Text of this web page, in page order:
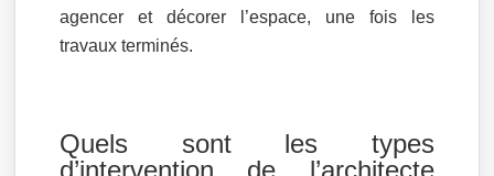
agencer et décorer l’espace, une fois les
travaux terminés.
Quels sont les types